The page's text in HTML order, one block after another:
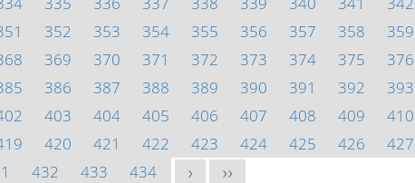
352 353 354 355 356 357 358 359
369 370 371 372 373 374 375 376
386 387 388 389 390 391 392 393
403 404 405 406 407 408 409 410
420 421 422 423 424 425 426 427
432 433 434 > >>